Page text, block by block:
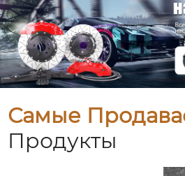
Самые
Продукты